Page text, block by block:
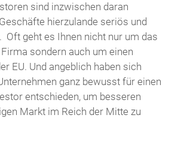
sind inzwischen daran
hierzulande seriös und
Oft geht es Ihnen nicht nur um das
sondern auch um einen
EU. Und angeblich haben sich
ganz bewusst für einen
entschieden, um besseren
Markt im Reich der Mitte zu